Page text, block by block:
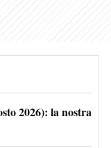
2026): la nostra